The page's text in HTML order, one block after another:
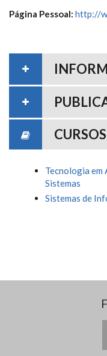
Página Pessoal: http://
CURSOS
Tecnologia em
Sistemas
Sistemas de